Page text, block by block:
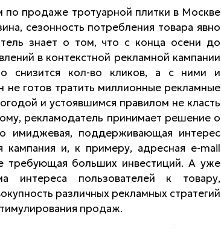
по продаже тротуарной плитки в Москве
сезонность потребления товара явно
знает о том, что с конца осени до
в контекстной рекламной кампании
снизится кол-во кликов, а с ними и
не готов тратить миллионные рекламные
и устоявшимся правилом не класть
рекламодатель принимает решение о
имиджевая, поддерживающая интерес
кампания и, к примеру, адресная e-mail
требующая больших инвестиций. А уже
интереса пользователей к товару,
различных рекламных стратегий
продаж.